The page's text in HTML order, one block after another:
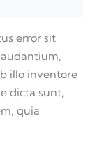
error sit
illo inventore
dicta sunt,
quia